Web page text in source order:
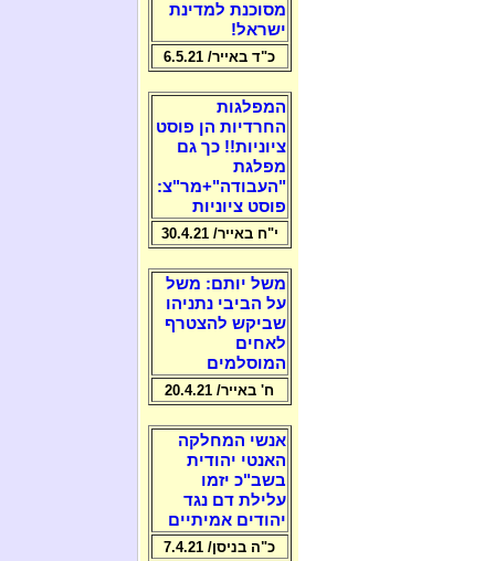
מסוכנת למדינת
ישראל!
כ"ד באייר/ 6.5.21
המפלגות
החרדיות הן פוסט
ציוניות!! כך גם
מפלגת
"העבודה"+מר"צ:
פוסט ציוניות
י"ח באייר/ 30.4.21
משל יותם: משל
על הביבי נתניהו
שביקש להצטרף
לאחים
המוסלמים
ח' באייר/ 20.4.21
אנשי המחלקה
האנטי יהודית
בשב"כ יזמו
עלילת דם נגד
יהודים אמיתיים
כ"ה בניסן/ 7.4.21